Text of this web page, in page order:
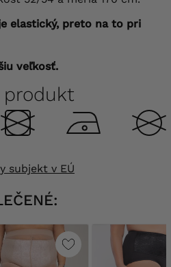
elastický, preto na to pri
veľkosť.
subjekt v EÚ